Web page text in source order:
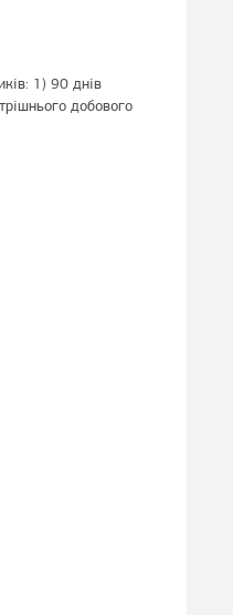
1) 90 днів
добового